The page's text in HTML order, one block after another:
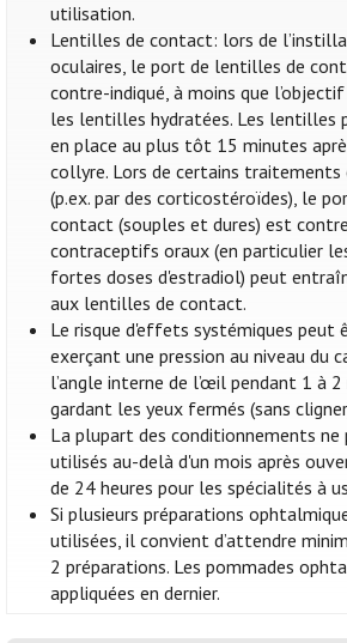
utilisation.
Lentilles de contact: lors de
oculaires, le port de lentilles de
contre-indiqué, à moins que
les lentilles hydratées. Les lentilles
en place au plus tôt 15 minutes
collyre. Lors de certains
(p.ex. par des corticostéroïdes), le
contact (souples et dures) est
contraceptifs oraux (en particulier
fortes doses d'estradiol) peut
aux lentilles de contact.
Le risque d'effets systémiques peut
exerçant une pression au niveau du
l’angle interne de l’œil pendant 1 à
gardant les yeux fermés (sans
La plupart des conditionnements ne
utilisés au-delà d'un mois après
de 24 heures pour les spécialités à
Si plusieurs préparations
utilisées, il convient d’attendre
2 préparations. Les pommades
appliquées en dernier.